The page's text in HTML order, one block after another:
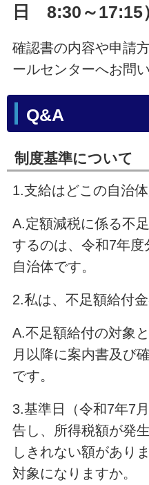
日 8:30～17:15
確認書の内容や申請
ールセンターへお問
Q&A
制度基準について
1.支給はどこの自治
A.定額減税に係る不
するのは、令和7年
自治体です。
2.私は、不足額給付
A.不足額給付の対象
月以降に案内書及び
です。
3.基準日（令和7年7
告し、所得税額が発
しきれない額があり
対象になりますか。